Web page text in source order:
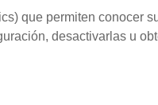
que permiten conocer
desactivarlas u